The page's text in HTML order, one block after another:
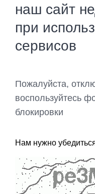
наш сайт
при
сервисов
Пожалуйста,
воспользуйтесь
блокировки
Нам нужно